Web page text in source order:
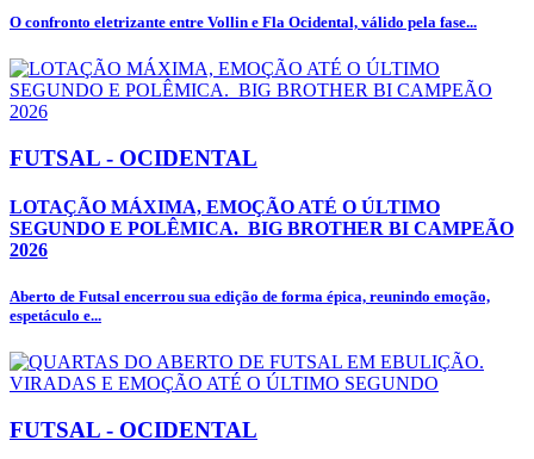
O confronto eletrizante entre Vollin e Fla Ocidental, válido pela fase...
FUTSAL - OCIDENTAL
LOTAÇÃO MÁXIMA, EMOÇÃO ATÉ O ÚLTIMO
SEGUNDO E POLÊMICA. BIG BROTHER BI CAMPEÃO
2026
Aberto de Futsal encerrou sua edição de forma épica, reunindo emoção,
espetáculo e...
FUTSAL - OCIDENTAL